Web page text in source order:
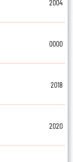
2004
0000
2018
2020